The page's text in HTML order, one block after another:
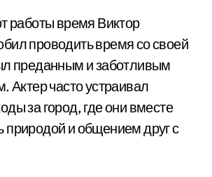
работы время Виктор
проводить время со своей
преданным и заботливым
Актер часто устраивал
за город, где они вместе
природой и общением друг с